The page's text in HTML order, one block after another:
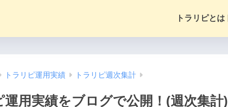
トラリピとは
トラリピ運用実績 トラリピ週次集計
運用実績をブログで公開！(週次集計)